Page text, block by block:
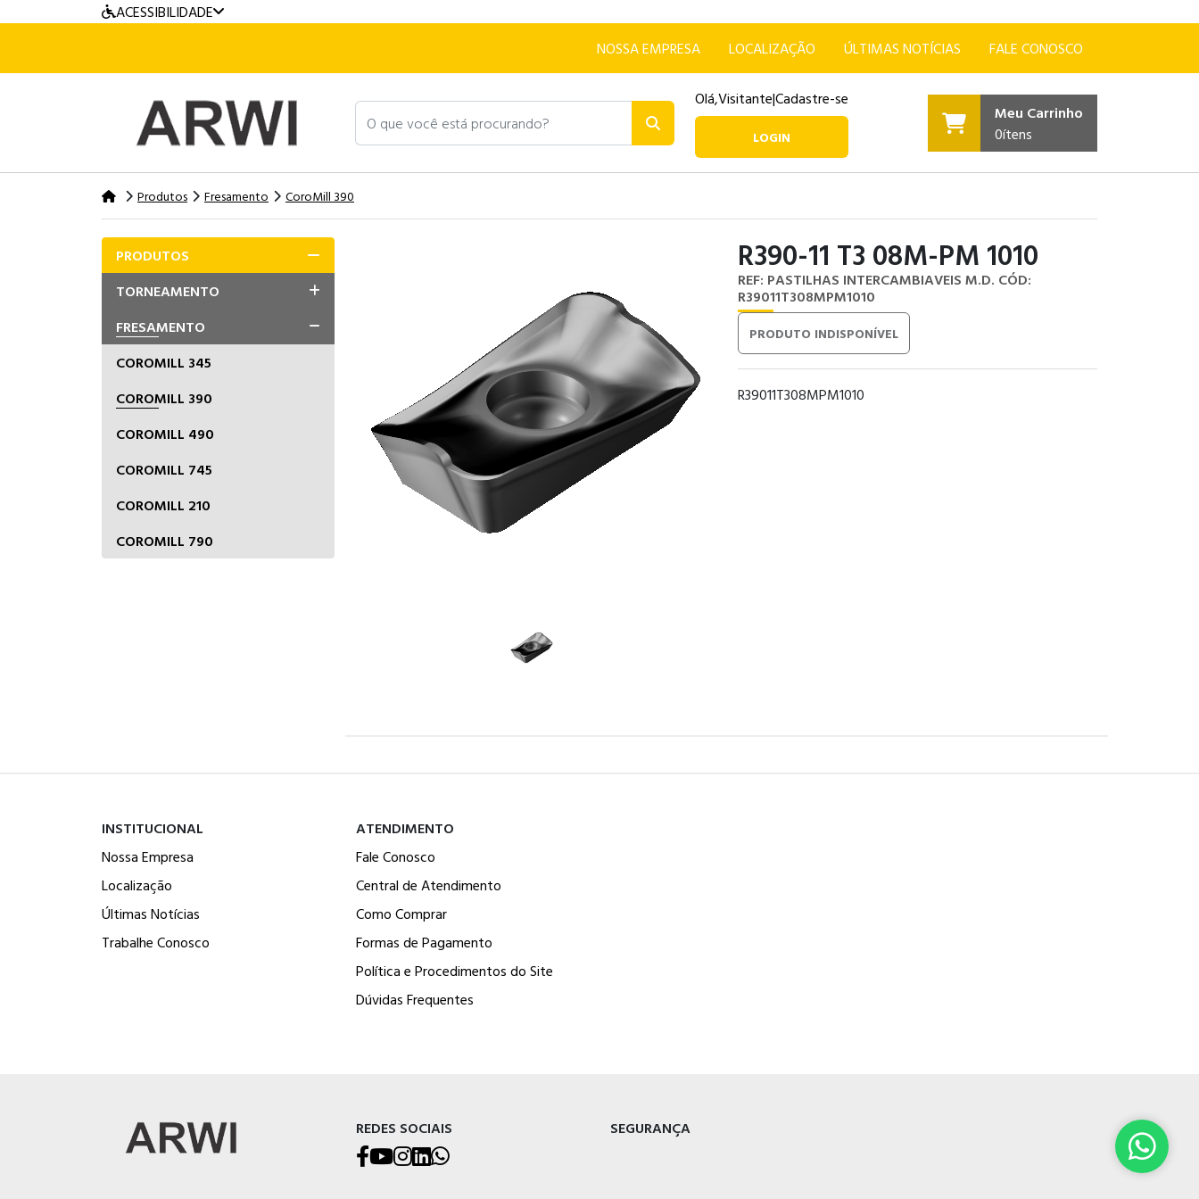
ACESSIBILIDADE
NOSSA EMPRESA
LOCALIZAÇÃO ÚLTIMAS NOTÍCIAS FALE CONOSCO
O que você está procurando? Olá,Visitante|Cadastre-se
LOGIN
Meu Carrinho
0ítens
Produtos Fresamento CoroMill 390
PRODUTOS
TORNEAMENTO
FRESAMENTO
COROMILL 345
COROMILL 390
COROMILL 490
COROMILL 745
COROMILL 210
COROMILL 790
R390-11 T3 08M-PM 1010
REF: PASTILHAS INTERCAMBIAVEIS M.D. CÓD:
R39011T308MPM1010
PRODUTO INDISPONÍVEL
R39011T308MPM1010
INSTITUCIONAL
Nossa Empresa
Localização
Últimas Notícias
Trabalhe Conosco
ATENDIMENTO
Fale Conosco
Central de Atendimento
Como Comprar
Formas de Pagamento
Política e Procedimentos do Site
Dúvidas Frequentes
REDES SOCIAIS SEGURANÇA